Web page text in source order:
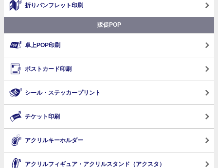
折りパンフレット印刷
販促POP
卓上POP印刷
ポストカード印刷
シール・ステッカープリント
チケット印刷
アクリルキーホルダー
アクリルフィギュア・アクリルスタンド（アクスタ）